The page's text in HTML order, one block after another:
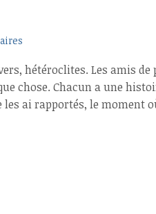
hétéroclites. Les amis
chose. Chacun a une
les ai rapportés, le moment